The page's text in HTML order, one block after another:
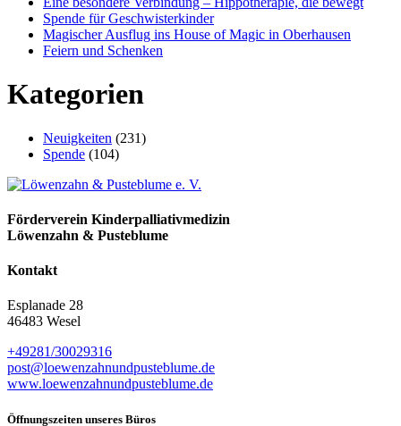
Spende für Geschwisterkinder
Magischer Ausflug ins House of Magic in Oberhausen
Feiern und Schenken
Kategorien
Neuigkeiten (231)
Spende (104)
Förderverein Kinder­palliativ­medizin
Löwenzahn & Pusteblume
Kontakt
Esplanade 28
46483 Wesel
+49281/30029316
post@loewenzahn­und­pusteblume.de
www.loewenzahnund­pusteblume.de
Öffnungszeiten unseres Büros